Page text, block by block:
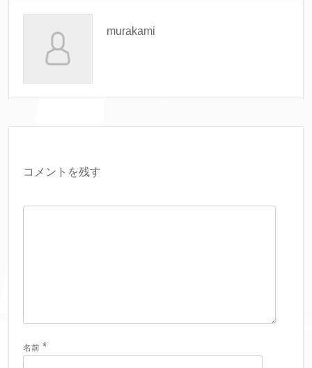
murakami
コメントを残す
名前 *